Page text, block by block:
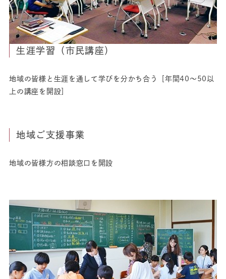
生涯学習（市民講座）
地域の皆様と生涯を通して学びを分かち合う［年間40～50以
上の講座を開設］
地域ご支援事業
地域の皆様方の相談窓口を開設